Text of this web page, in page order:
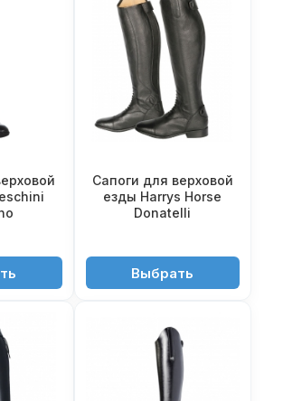
Сапоги для верховой
езды Harrys Horse
Donatelli
18'550 ₽Выбрать